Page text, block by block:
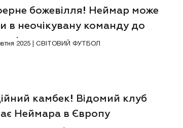
божевілля! Неймар може
в неочікувану команду до
зірок
2025 | СВІТОВИЙ ФУТБОЛ
камбек! Відомий клуб
Неймара в Європу